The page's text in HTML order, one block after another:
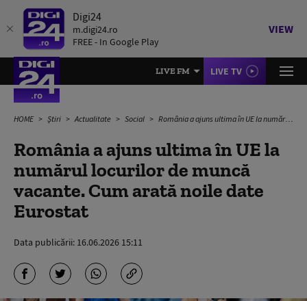
Digi24
m.digi24.ro
FREE - In Google Play
VIEW
LIVE FM LIVE TV
HOME Știri Actualitate Social România a ajuns ultima în UE la numărul locurilor de muncă vacante. Cum arată noile date Eurostat
România a ajuns ultima în UE la
numărul locurilor de muncă
vacante. Cum arată noile date
Eurostat
Data publicării: 16.06.2026 15:11